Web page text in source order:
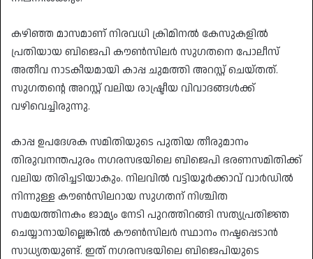
​കഴിഞ്ഞ മാസമാണ് നിരവധി ക്രിമിനൽ കേസുകളിൽ
പ്രതിയായ ബിജെപി കൗൺസിലർ സുഗതനെ പോലീസ്
അതീവ നാടകീയമായി കാപ്പ ചുമത്തി അറസ്റ്റ് ചെയ്തത്.
സുഗതന്റെ അറസ്റ്റ് വലിയ രാഷ്ട്രീയ വിവാദങ്ങൾക്ക്
വഴിവെച്ചിരുന്നു.
​കാപ്പ ഉപദേശക സമിതിയുടെ പുതിയ തീരുമാനം
തിരുവനന്തപുരം നഗരസഭയിലെ ബിജെപി ഭരണസമിതിക്ക്
വലിയ തിരിച്ചടിയാകും. നിലവിൽ വട്ടിയൂർക്കാവ് വാർഡിൽ
നിന്നുള്ള കൗൺസിലറായ സുഗതന് നിശ്ചിത
സമയത്തിനകം ജാമ്യം നേടി പുറത്തിറങ്ങി സത്യപ്രതിജ്ഞ
ചെയ്യാനായില്ലെങ്കിൽ കൗൺസിലർ സ്ഥാനം നഷ്ടപ്പെടാൻ
സാധ്യതയുണ്ട്. ഇത് നഗരസഭയിലെ ബിജെപിയുടെ